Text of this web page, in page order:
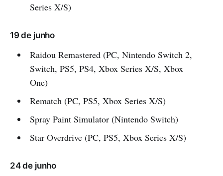
Series X/S)
19 de junho
Raidou Remastered (PC, Nintendo Switch 2,
Switch, PS5, PS4, Xbox Series X/S, Xbox
One)
Rematch (PC, PS5, Xbox Series X/S)
Spray Paint Simulator (Nintendo Switch)
Star Overdrive (PC, PS5, Xbox Series X/S)
24 de junho